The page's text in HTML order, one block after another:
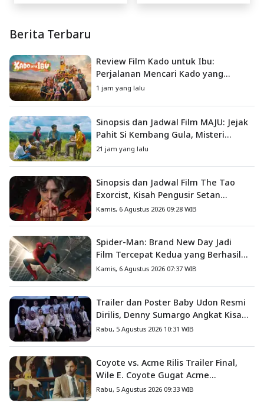
Berita Terbaru
Review Film Kado untuk Ibu:
Perjalanan Mencari Kado yang
Mengajarkan Arti Keluarga
1 jam yang lalu
Sinopsis dan Jadwal Film MAJU: Jejak
Pahit Si Kembang Gula, Misteri
Hilangnya Bagas di Lokasi Jambore
21 jam yang lalu
Sinopsis dan Jadwal Film The Tao
Exorcist, Kisah Pengusir Setan
Melawan Kutukan Mematikan
Kamis, 6 Agustus 2026 09:28 WIB
Spider-Man: Brand New Day Jadi
Film Tercepat Kedua yang Berhasil
Tembus US$1 Miliar
Kamis, 6 Agustus 2026 07:37 WIB
Trailer dan Poster Baby Udon Resmi
Dirilis, Denny Sumargo Angkat Kisah
Nyata Fanny Kondoh
Rabu, 5 Agustus 2026 10:31 WIB
Coyote vs. Acme Rilis Trailer Final,
Wile E. Coyote Gugat Acme
Corporation ke Pengadilan
Rabu, 5 Agustus 2026 09:33 WIB